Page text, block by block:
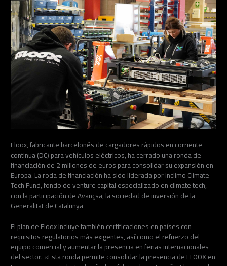
Floox, fabricante barcelonés de cargadores rápidos en corriente
continua (DC) para vehículos eléctricos, ha cerrado una ronda de
financiación de 2 millones de euros para consolidar su expansión en
Europa. La roda de financiación ha sido liderada por Inclimo Climate
Tech Fund, fondo de venture capital especializado en climate tech,
con la participación de Avançsa, la sociedad de inversión de la
Generalitat de Catalunya
El plan de Floox incluye también certificaciones en países con
requisitos regulatorios más exigentes, así como el refuerzo del
equipo comercial y aumentar la presencia en ferias internacionales
del sector. «Esta ronda permite consolidar la presencia de FLOOX en